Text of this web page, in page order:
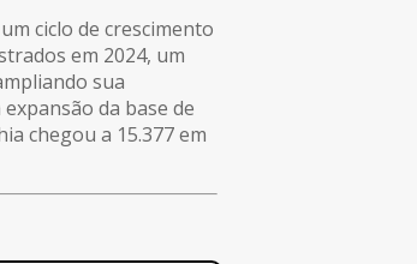
ciclo de crescimento
em 2024, um
sua
da base de
chegou a 15.377 em